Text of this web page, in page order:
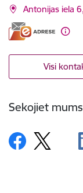
Antonijas iela
Visi
Sekojiet mums